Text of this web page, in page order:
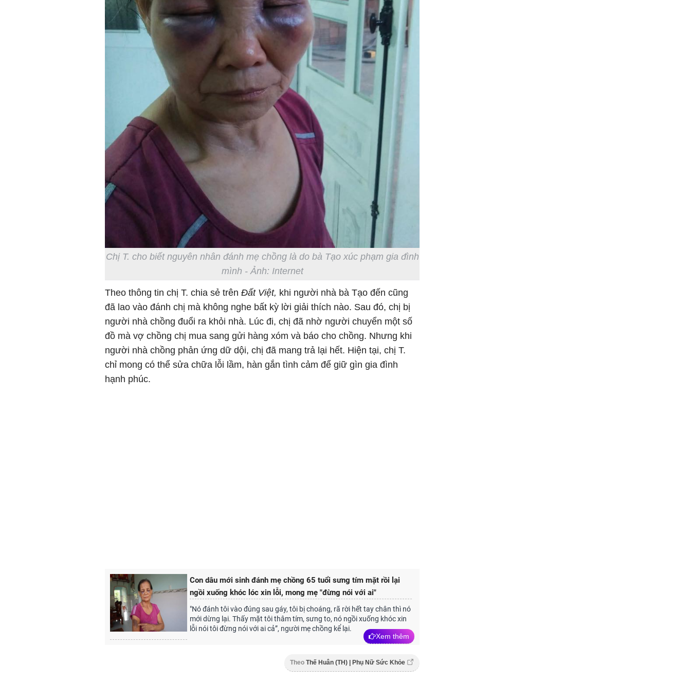
Chị T. cho biết nguyên nhân đánh mẹ chồng là do bà Tạo xúc phạm gia đình
mình - Ảnh: Internet
Theo thông tin chị T. chia sẻ trên Đất Việt, khi người nhà bà Tạo đến cũng
đã lao vào đánh chị mà không nghe bất kỳ lời giải thích nào. Sau đó, chị bị
người nhà chồng đuổi ra khỏi nhà. Lúc đi, chị đã nhờ người chuyển một số
đồ mà vợ chồng chị mua sang gửi hàng xóm và báo cho chồng. Nhưng khi
người nhà chồng phản ứng dữ dội, chị đã mang trả lại hết. Hiện tại, chị T.
chỉ mong có thể sửa chữa lỗi lầm, hàn gắn tình cảm để giữ gìn gia đình
hạnh phúc.
Con dâu mới sinh đánh mẹ chồng 65 tuổi sưng tím mặt rồi lại
ngồi xuống khóc lóc xin lỗi, mong mẹ "đừng nói với ai"
"Nó đánh tôi vào đúng sau gáy, tôi bị choáng, rã rời hết tay chân thì nó
mới dừng lại. Thấy mặt tôi thâm tím, sưng to, nó ngồi xuống khóc xin
lỗi nói tôi đừng nói với ai cả”, người mẹ chồng kể lại.
Xem thêm
Theo Thế Huân (TH) | Phụ Nữ Sức Khỏe